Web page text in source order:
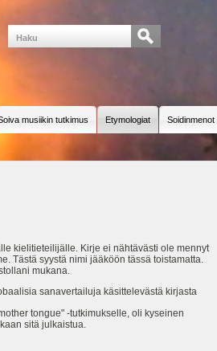
musiikin tutkimus Etymologiat Soidinmenot
kielitieteilijälle. Kirje ei nähtävästi ole mennyt
Tästä syystä nimi jääköön tässä toistamatta.
mukana.
sanavertailuja käsittelevästä kirjasta
tongue" -tutkimukselle, oli kyseinen
sitä julkaistua.